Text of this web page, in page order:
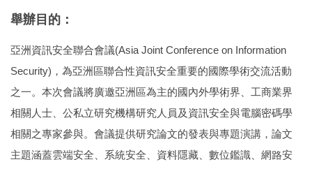
舉辦目的：
亞洲資訊安全聯合會議(Asia Joint Conference on Information
Security)，為亞洲區聯合性資訊安全重要的國際學術交流活動
之一。本次會議將廣邀亞洲區為主的國內外學術界、工商業界
相關人士、公私立研究機構研究人員及資訊安全與電腦密碼學
相關之專家參與。會議提供研究論文的發表與專題演講，論文
主題涵蓋雲端安全、系統安全、資料隱藏、數位鑑識、網路安